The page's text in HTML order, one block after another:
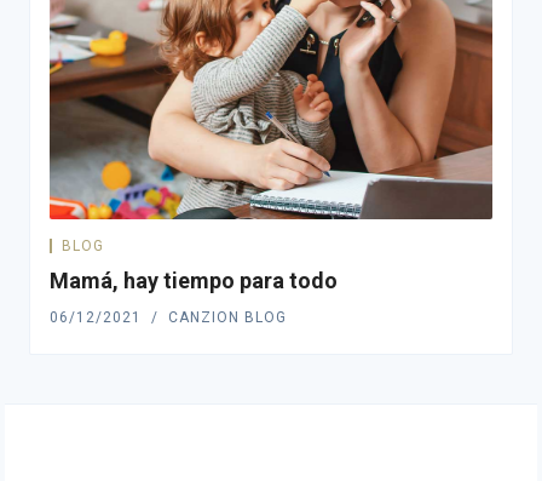
BLOG
Mamá, hay tiempo para todo
06/12/2021 CANZION BLOG